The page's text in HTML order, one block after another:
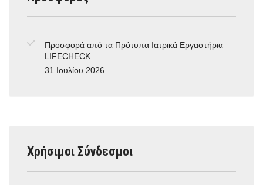
Προσφορά από τα Πρότυπα Ιατρικά Εργαστήρια
LIFECHECK
31 Ιουλίου 2026
Χρήσιμοι Σύνδεσμοι